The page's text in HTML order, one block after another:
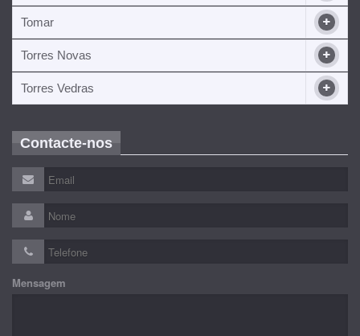
Tomar
Torres Novas
Torres Vedras
Contacte-nos
Mensagem